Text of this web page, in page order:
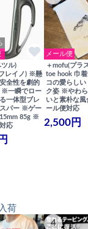
ツル)
レイノ) ※懸
全性を劇的
※一瞬でロー
一体型ブレ
パー ※ゲー
15mm 85g ※
応
メール便
＋mofu(プラ
toe hook 巾
コの愛らしい
ク姿 ※やわ
いと素朴な
ール便対応
2,500円
荷
4